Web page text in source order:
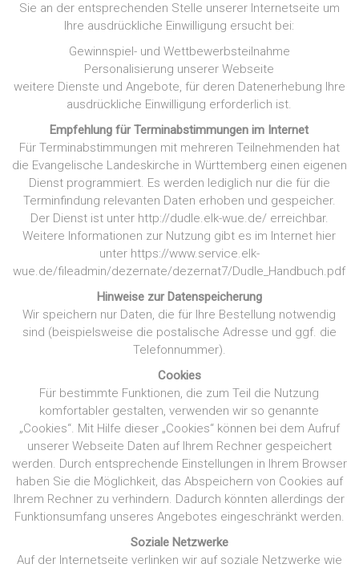
Sie an der entsprechenden Stelle unserer Internetseite um
Ihre ausdrückliche Einwilligung ersucht bei:
Gewinnspiel- und Wettbewerbsteilnahme
Personalisierung unserer Webseite
weitere Dienste und Angebote, für deren Datenerhebung Ihre
ausdrückliche Einwilligung erforderlich ist.
Empfehlung für Terminabstimmungen im Internet
Für Terminabstimmungen mit mehreren Teilnehmenden hat
die Evangelische Landeskirche in Württemberg einen eigenen
Dienst programmiert. Es werden lediglich nur die für die
Terminfindung relevanten Daten erhoben und gespeicher.
Der Dienst ist unter http://dudle.elk-wue.de/ erreichbar.
Weitere Informationen zur Nutzung gibt es im Internet hier
unter https://www.service.elk-
wue.de/fileadmin/dezernate/dezernat7/Dudle_Handbuch.pdf
Hinweise zur Datenspeicherung
Wir speichern nur Daten, die für Ihre Bestellung notwendig
sind (beispielsweise die postalische Adresse und ggf. die
Telefonnummer).
Cookies
Für bestimmte Funktionen, die zum Teil die Nutzung
komfortabler gestalten, verwenden wir so genannte
„Cookies“. Mit Hilfe dieser „Cookies“ können bei dem Aufruf
unserer Webseite Daten auf Ihrem Rechner gespeichert
werden. Durch entsprechende Einstellungen in Ihrem Browser
haben Sie die Möglichkeit, das Abspeichern von Cookies auf
Ihrem Rechner zu verhindern. Dadurch könnten allerdings der
Funktionsumfang unseres Angebotes eingeschränkt werden.
Soziale Netzwerke
Auf der Internetseite verlinken wir auf soziale Netzwerke wie